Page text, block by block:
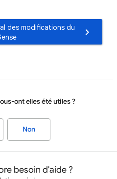
des modifications du
ont elles été utiles ?
Non
besoin d'aide ?